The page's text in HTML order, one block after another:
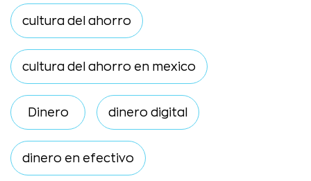
cultura del ahorro
cultura del ahorro en mexico
Dinero dinero digital
dinero en efectivo